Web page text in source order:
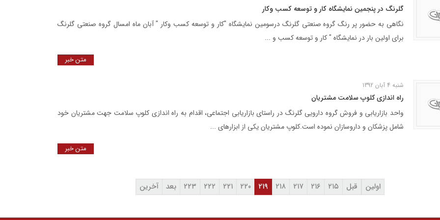
گلرنگ در پنجمين نمايشگاه كار و توسعه كسب وكار
نگاهی به حضور پر رنگ گروه صنعتی گلرنگ درسومین نمایشگاه "کار و توسعه کسب وکار " آبان ماه امسال گروه صنعتی گلرنگ
برای اولین بار در نمایشگاه " کار و توسعه کسب و ...
متن خبر
شنبه 4 آبان 1392
راه اندازی کلوپ سلامت مشتریان
واحد بازاریابی و فروش گروه دارویی گلرنگ در راستای بازاریابی اجتماعی، اقدام به راه اندازی کلوپ سلامت جهت مشتریان خود
شامل پزشکان و داروسازان نموده است.کلوپ مشتریان یکی از ابزارهای ...
متن خبر
اولین قبل ۲۱۵ ۲۱۶ ۲۱۷ ۲۱۸ ۲۱۹ ۲۲۰ ۲۲۱ ۲۲۲ ۲۲۳ بعد آخرین
موسسه خیریه استاد فضلی
مرکز علمی ـ کاربردی گلرنگ